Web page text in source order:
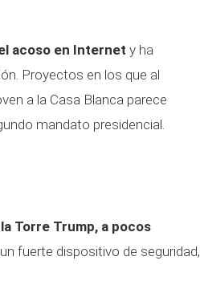
acoso en Internet y ha
Proyectos en los que al
a la Casa Blanca parece
mandato presidencial.
Torre Trump, a pocos
fuerte dispositivo de seguridad,